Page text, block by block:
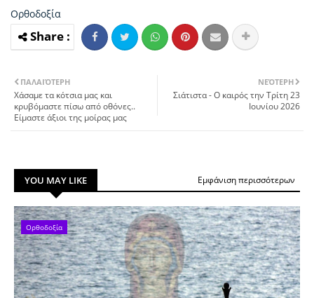
Ορθοδοξία
ΝΕΌΤΕΡΗ
Σιάτιστα - Ο καιρός την Τρίτη 23
Ιουνίου 2026
ΠΑΛΑΙΌΤΕΡΗ
Χάσαμε τα κότσια μας και
κρυβόμαστε πίσω από οθόνες..
Είμαστε άξιοι της μοίρας μας
YOU MAY LIKE Εμφάνιση περισσότερων
Ορθοδοξία